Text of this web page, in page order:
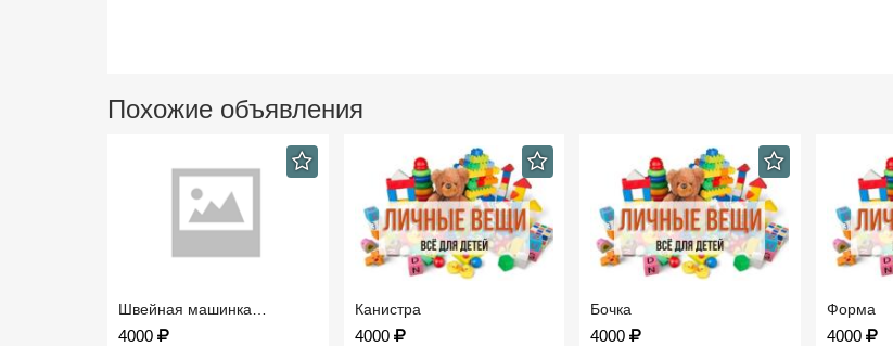
Похожие объявления
Швейная машинка…
4000
Канистра
4000
Бочка
4000
Форма
4000